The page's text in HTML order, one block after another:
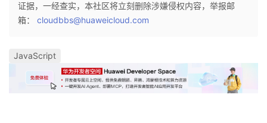
证据，一经查实，本社区将立刻删除涉嫌侵权内容，举报邮
箱： cloudbbs@huaweicloud.com
JavaScript